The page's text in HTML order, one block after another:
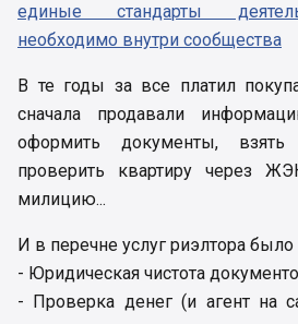
единые стандарты
необходимо внутри сообщества
В те годы за все платил
сначала продавали
оформить документы,
проверить квартиру через
милицию...
И в перечне услуг риэлтора было
- Юридическая чистота
- Проверка денег (и агент на